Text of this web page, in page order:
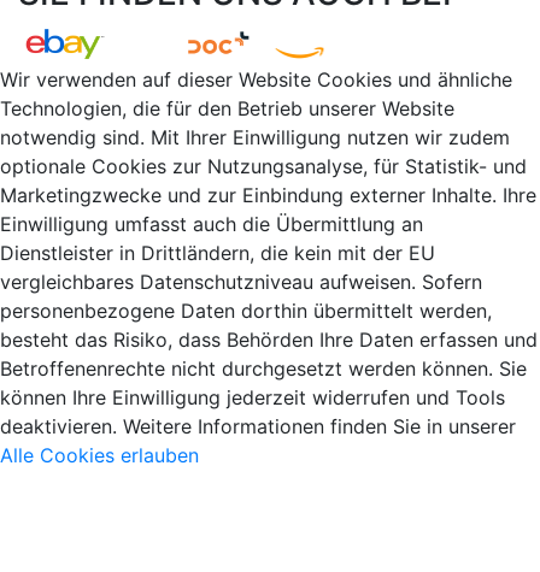
Wir verwenden auf dieser Website Cookies und ähnliche
Technologien, die für den Betrieb unserer Website
notwendig sind. Mit Ihrer Einwilligung nutzen wir zudem
optionale Cookies zur Nutzungsanalyse, für Statistik- und
Marketingzwecke und zur Einbindung externer Inhalte. Ihre
Einwilligung umfasst auch die Übermittlung an
Dienstleister in Drittländern, die kein mit der EU
vergleichbares Datenschutzniveau aufweisen. Sofern
personenbezogene Daten dorthin übermittelt werden,
besteht das Risiko, dass Behörden Ihre Daten erfassen und
Betroffenenrechte nicht durchgesetzt werden können. Sie
können Ihre Einwilligung jederzeit widerrufen und Tools
deaktivieren. Weitere Informationen finden Sie in unserer
Alle Cookies erlauben